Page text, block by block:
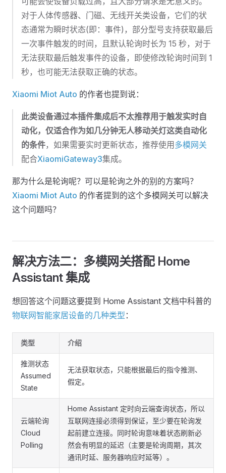
对于人体传感器、门磁、无线开关类设备，它们的状
态通常为瞬时状态(即：事件)，部分型号支持获取最后
一次事件触发的时间，且默认轮询时长为 15 秒，对于
无法获取最后触发事件的设备，即使修改轮询时间到 1
秒，也可能无法获取正确的状态。
Xiaomi Miot Auto 的作者也提到说：
此类设备通过本插件集成后不太推荐用于触发实时自
动化，仅适合作为如几分钟无人移动关灯这类自动化
的条件，如果需要实时更新状态，推荐使用 多模网关
配合XiaomiGateway3集成。
那为什么是轮询呢？可以是轮询之外的别的方案吗？
Xiaomi Miot Auto 的作者提到的这个多模网关可以解决
这个问题吗？
解决方法二：多模网关搭配 Home
Assistant 集成
想回答这个问题这要提到 Home Assistant 文档中科普的
物联网智能家居设备的几种类型 ：
类型 介绍
推测状态
Assumed
State
无法获取状态，只能根据最后的指令推测、
假定。
云端轮询
Cloud
Polling
Home Assistant 定时向云端查询状态，所以
互联网连接必须得到保证，至少要在轮询发
起前建立连接。同时轮询意味着状态刷新必
然会有明显的延迟（主要是轮询周期，其次
通讯时延、服务器响应时延等）。